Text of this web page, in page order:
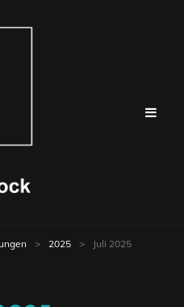
> 2025 > Juli 2025